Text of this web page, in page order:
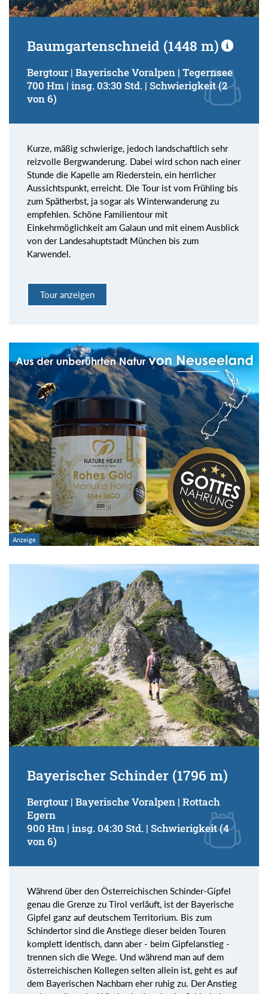
Baumgartenschneid (1448 m)
Bergtour | Bayerische Voralpen | Tegernsee
700 Hm | insg. 03:30 Std. | Schwierigkeit (2
von 6)
Kurze, mäßig schwierige, jedoch landschaftlich sehr
reizvolle Bergwanderung. Dabei wird schon nach einer
Stunde die Kapelle am Riederstein, ein herrlicher
Aussichtspunkt, erreicht. Die Tour ist vom Frühling bis
zum Spätherbst, ja sogar als Winterwanderung zu
empfehlen. Schöne Familientour mit
Einkehrmöglichkeit am Galaun und mit einem Ausblick
von der Landesahuptstadt München bis zum
Karwendel.
Tour anzeigen
Bayerischer Schinder (1796 m)
Bergtour | Bayerische Voralpen | Rottach
Egern
900 Hm | insg. 04:30 Std. | Schwierigkeit (4
von 6)
Während über den Österreichischen Schinder-Gipfel
genau die Grenze zu Tirol verläuft, ist der Bayerische
Gipfel ganz auf deutschem Territorium. Bis zum
Schindertor sind die Anstiege dieser beiden Touren
komplett identisch, dann aber - beim Gipfelanstieg -
trennen sich die Wege. Und während man auf dem
österreichischen Kollegen selten allein ist, geht es auf
dem Bayerischen Nachbarn eher ruhig zu. Der Anstieg